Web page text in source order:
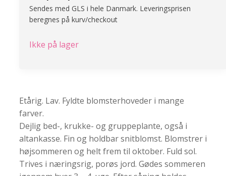
Sendes med GLS i hele Danmark. Leveringsprisen
beregnes på kurv/checkout
Ikke på lager
Etårig. Lav. Fyldte blomsterhoveder i mange
farver.
Dejlig bed-, krukke- og gruppeplante, også i
altankasse. Fin og holdbar snitblomst. Blomstrer i
højsommeren og helt frem til oktober. Fuld sol.
Trives i næringsrig, porøs jord. Gødes sommeren